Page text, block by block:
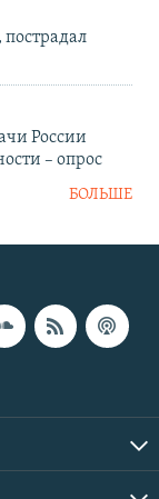
России
– опрос
БОЛЬШЕ